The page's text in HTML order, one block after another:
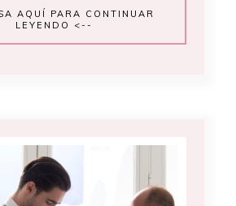
AQUÍ PARA CONTINUAR
LEYENDO <--